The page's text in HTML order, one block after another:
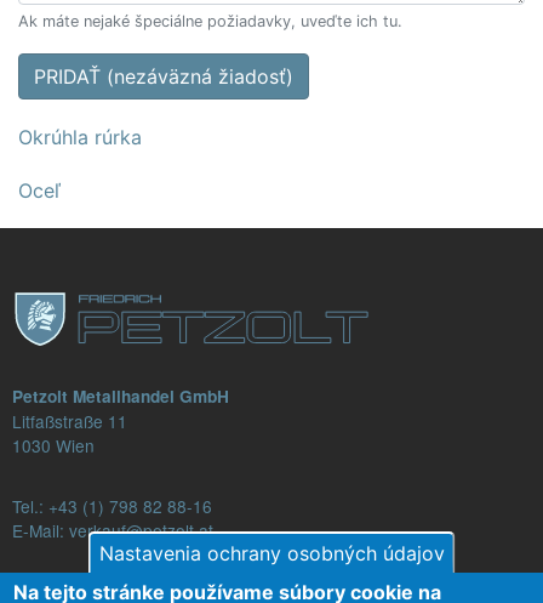
Ak máte nejaké špeciálne požiadavky, uveďte ich tu.
PRIDAŤ (nezáväzná žiadosť)
Okrúhla rúrka
Oceľ
Petzolt Metallhandel GmbH
Litfaßstraße 11
1030 Wien
Tel.: +43 (1) 798 82 88-16
E-Mail: verkauf@petzolt.at
Nastavenia ochrany osobných údajov
Na tejto stránke používame súbory cookie na